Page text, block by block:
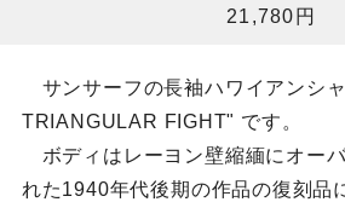
21,780円
サンサーフの長袖ハワイアンシ
TRIANGULAR FIGHT" です。
ボディはレーヨン壁縮緬にオー
れた1940年代後期の作品の復刻品